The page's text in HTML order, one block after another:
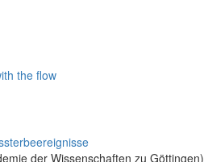
der Wissenschaften zu Göttingen)